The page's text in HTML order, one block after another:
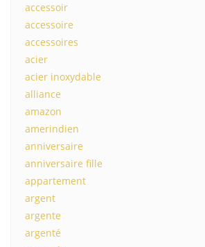
accessoir
accessoire
accessoires
acier
acier inoxydable
alliance
amazon
amerindien
anniversaire
anniversaire fille
appartement
argent
argente
argenté